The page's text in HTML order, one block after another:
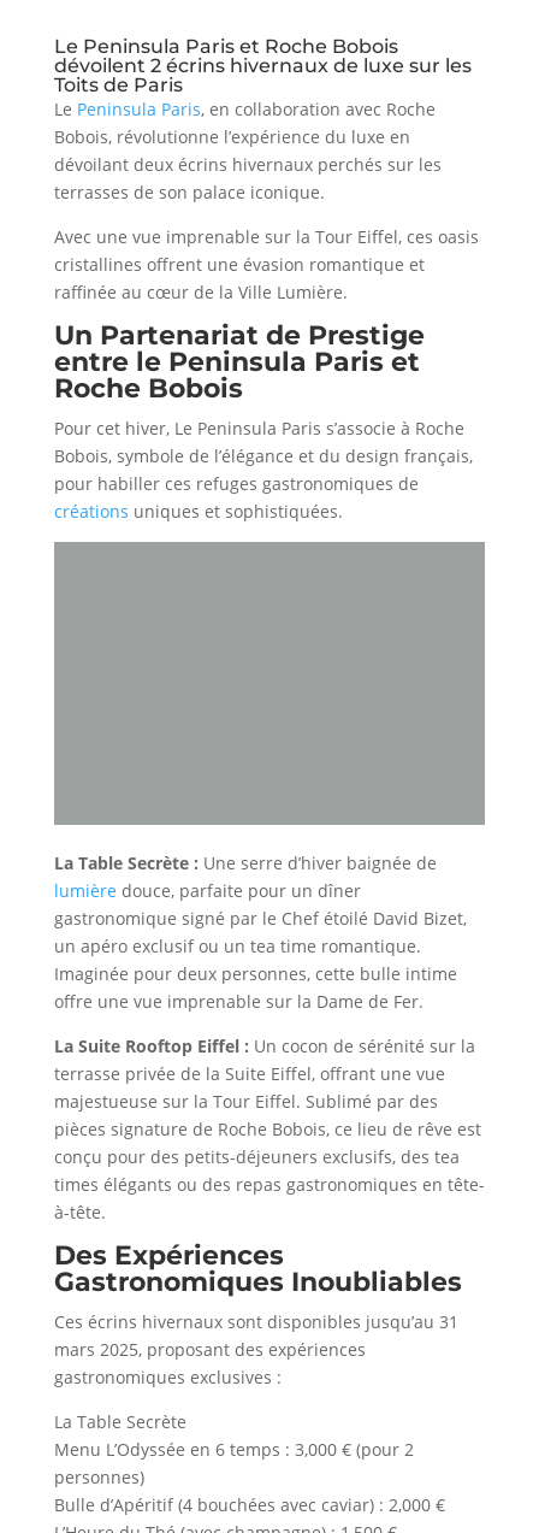
Le Peninsula Paris et Roche Bobois
dévoilent 2 écrins hivernaux de luxe sur les
Toits de Paris
Le Peninsula Paris, en collaboration avec Roche
Bobois, révolutionne l’expérience du luxe en
dévoilant deux écrins hivernaux perchés sur les
terrasses de son palace iconique.
Avec une vue imprenable sur la Tour Eiffel, ces oasis
cristallines offrent une évasion romantique et
raffinée au cœur de la Ville Lumière.
Un Partenariat de Prestige
entre le Peninsula Paris et
Roche Bobois
Pour cet hiver, Le Peninsula Paris s’associe à Roche
Bobois, symbole de l’élégance et du design français,
pour habiller ces refuges gastronomiques de
créations uniques et sophistiquées.
La Table Secrète : Une serre d’hiver baignée de
lumière douce, parfaite pour un dîner
gastronomique signé par le Chef étoilé David Bizet,
un apéro exclusif ou un tea time romantique.
Imaginée pour deux personnes, cette bulle intime
offre une vue imprenable sur la Dame de Fer.
La Suite Rooftop Eiffel : Un cocon de sérénité sur la
terrasse privée de la Suite Eiffel, offrant une vue
majestueuse sur la Tour Eiffel. Sublimé par des
pièces signature de Roche Bobois, ce lieu de rêve est
conçu pour des petits-déjeuners exclusifs, des tea
times élégants ou des repas gastronomiques en tête-
à-tête.
Des Expériences
Gastronomiques Inoubliables
Ces écrins hivernaux sont disponibles jusqu’au 31
mars 2025, proposant des expériences
gastronomiques exclusives :
La Table Secrète
Menu L’Odyssée en 6 temps : 3,000 € (pour 2
personnes)
Bulle d’Apéritif (4 bouchées avec caviar) : 2,000 €